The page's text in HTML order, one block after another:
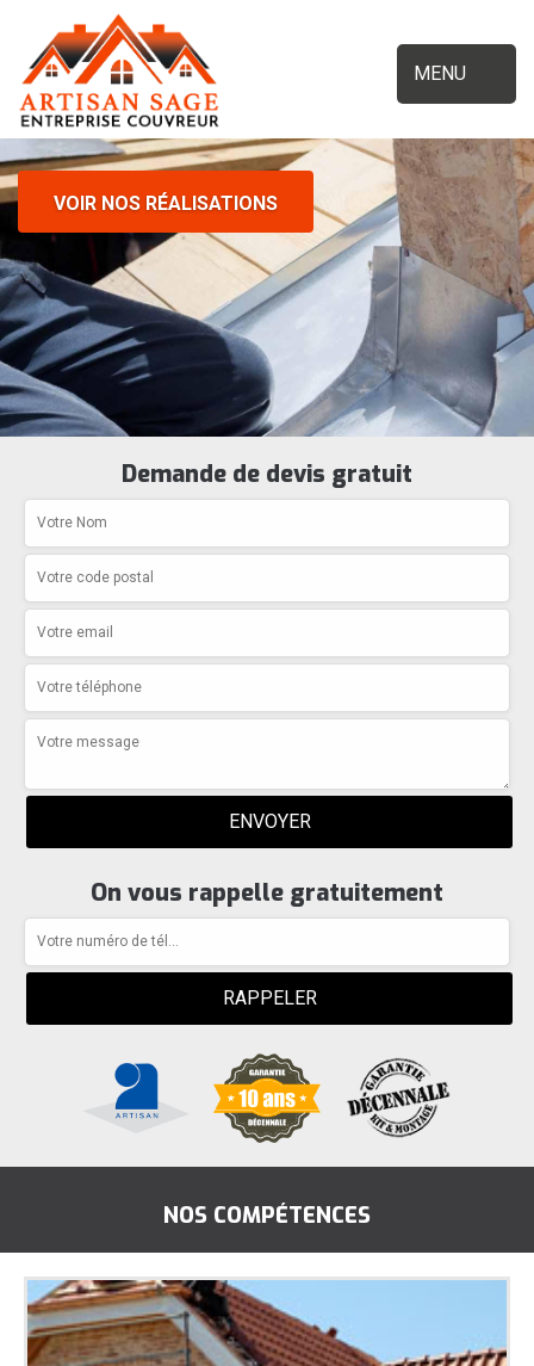
MENU
VOIR NOS RÉALISATIONS
Demande de devis gratuit
On vous rappelle gratuitement
NOS COMPÉTENCES